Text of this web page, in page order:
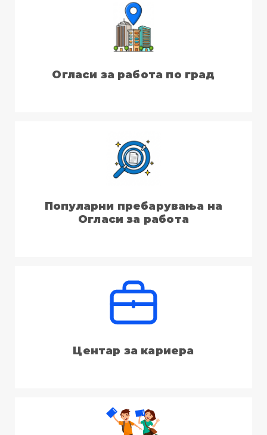
Огласи за работа по град
Популарни пребарувања на
Огласи за работа
Центар за кариера